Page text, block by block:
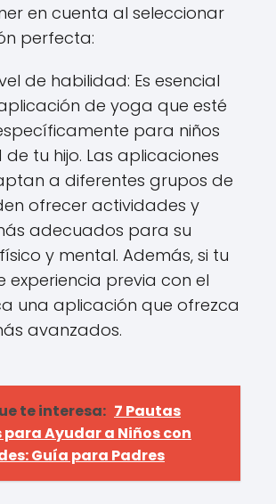
en cuenta al seleccionar
perfecta:
de habilidad: Es esencial
de yoga que esté
para niños
tu hijo. Las aplicaciones
a diferentes grupos de
ofrecer actividades y
adecuados para su
y mental. Además, si tu
experiencia previa con el
una aplicación que ofrezca
avanzados.
te interesa: 7 Pautas
Ayudar a Niños con
Guía para Padres